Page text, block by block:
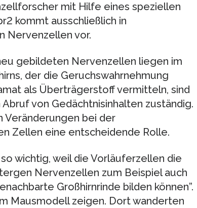
mit Hilfe eines speziellen
kommt ausschließlich in
Nervenzellen vor.
gebildeten Nervenzellen liegen im
der die Geruchswahrnehmung
als Überträgerstoff vermitteln, sind
von Gedächtnisinhalten zuständig.
Veränderungen bei der
Zellen eine entscheidende Rolle.
wichtig, weil die Vorläuferzellen die
Nervenzellen zum Beispiel auch
Großhirnrinde bilden können”.
Mausmodell zeigen. Dort wanderten